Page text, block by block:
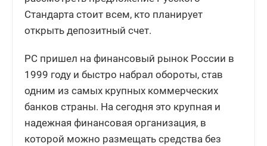
Стандарта стоит всем, кто планирует
открыть депозитный счет.
РС пришел на финансовый рынок России в
1999 году и быстро набрал обороты, став
одним из самых крупных коммерческих
банков страны. На сегодня это крупная и
надежная финансовая организация, в
которой можно размещать средства без